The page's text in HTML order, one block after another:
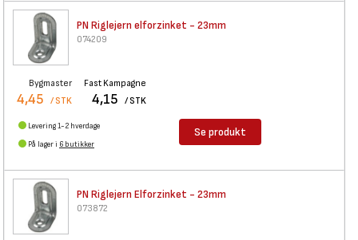
PN Riglejern elforzinket - 23mm
074209
Bygmaster
4,45 / STK
Fast Kampagne
4,15 / STK
Levering 1-2 hverdage
På lager i 6 butikker
Se produkt
PN Riglejern Elforzinket - 23mm
073872